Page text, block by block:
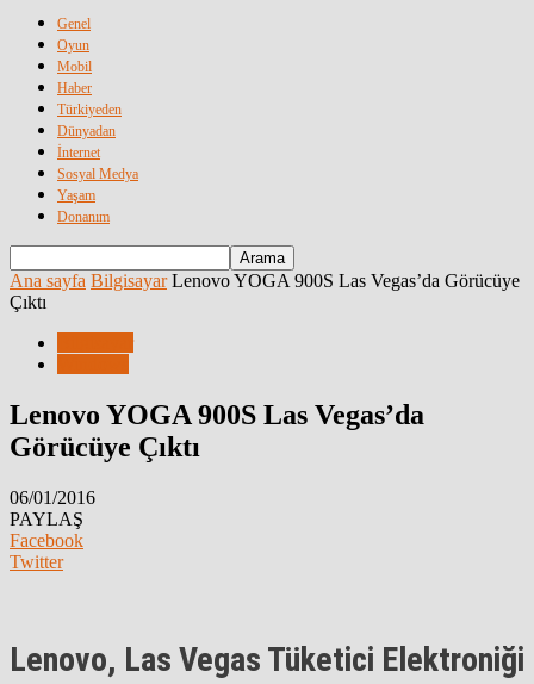
Genel
Oyun
Mobil
Haber
Türkiyeden
Dünyadan
İnternet
Sosyal Medya
Yaşam
Donanım
Ana sayfa Bilgisayar Lenovo YOGA 900S Las Vegas’da Görücüye
Çıktı
Lenovo YOGA 900S Las Vegas’da
Görücüye Çıktı
06/01/2016
PAYLAŞ
Facebook
Twitter
Lenovo, Las Vegas Tüketici Elektroniği